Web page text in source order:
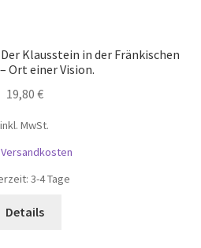
Klausstein in der Fränkischen
Ort einer Vision.
19,80 €
inkl. MwSt.
Versandkosten
3-4 Tage
Details